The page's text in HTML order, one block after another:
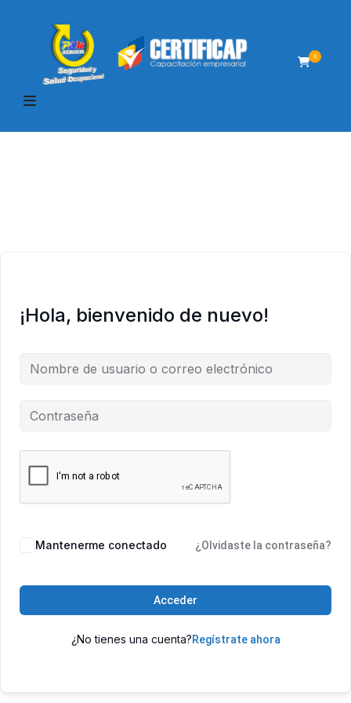
0
¡Hola, bienvenido de nuevo!
Mantenerme conectado ¿Olvidaste la contraseña?
Acceder
¿No tienes una cuenta?Regístrate ahora